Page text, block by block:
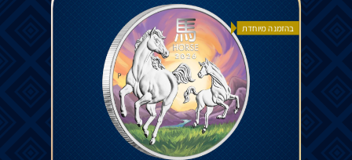
בהזמנה מיוחדת